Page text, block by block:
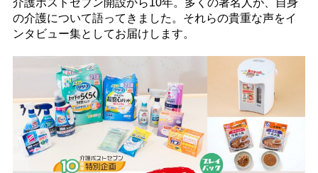
介護ポストセブン開設から10年。多くの著名人が、自身
の介護について語ってきました。それらの貴重な声をイ
ンタビュー集としてお届けします。